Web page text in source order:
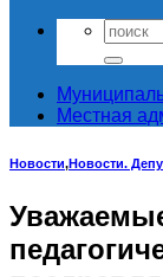
Местная
Новости,Новости.